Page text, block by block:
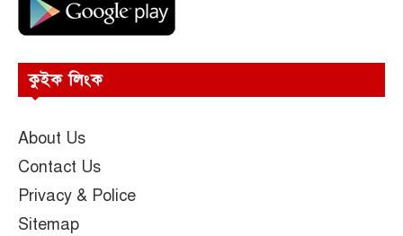
কুইক লিংক
About Us
Contact Us
Privacy & Police
Sitemap